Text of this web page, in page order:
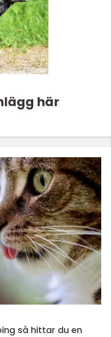
här
en